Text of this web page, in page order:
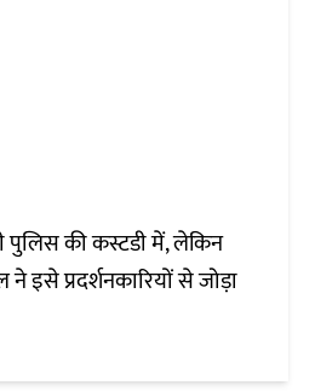
पुलिस की कस्टडी में, लेकिन
इसे प्रदर्शनकारियों से जोड़ा